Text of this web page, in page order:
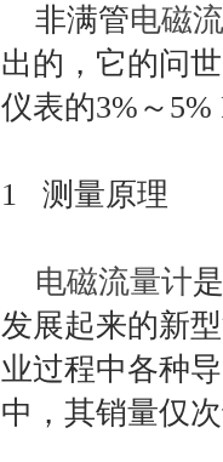
非满管电磁
出的，它的问
仪表的3%～5%
1 测量原理
电磁流量计
发展起来的新
业过程中各种
中，其销量仅